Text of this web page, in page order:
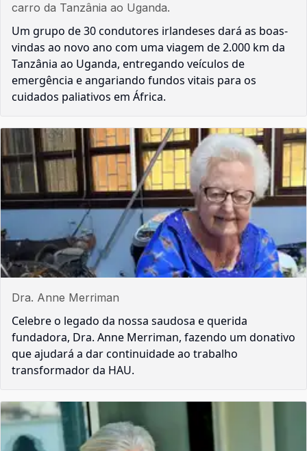
carro da Tanzânia ao Uganda.
Um grupo de 30 condutores irlandeses dará as boas-
vindas ao novo ano com uma viagem de 2.000 km da
Tanzânia ao Uganda, entregando veículos de
emergência e angariando fundos vitais para os
cuidados paliativos em África.
Dra. Anne Merriman
Celebre o legado da nossa saudosa e querida
fundadora, Dra. Anne Merriman, fazendo um donativo
que ajudará a dar continuidade ao trabalho
transformador da HAU.